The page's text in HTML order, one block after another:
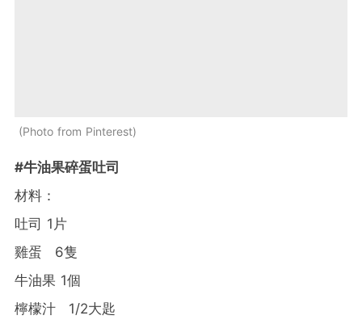
Photo from Pinterest
#牛油果碎蛋吐司
材料：
吐司 1片
雞蛋 6隻
牛油果 1個
檸檬汁 1/2大匙